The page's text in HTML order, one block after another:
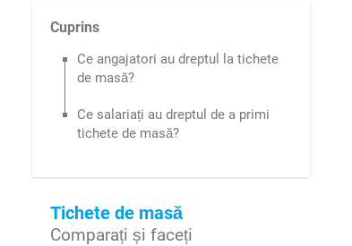
Cuprins
Ce angajatori au dreptul la tichete
de masă?
Ce salariați au dreptul de a primi
tichete de masă?
Tichete de masă
Comparați și faceți